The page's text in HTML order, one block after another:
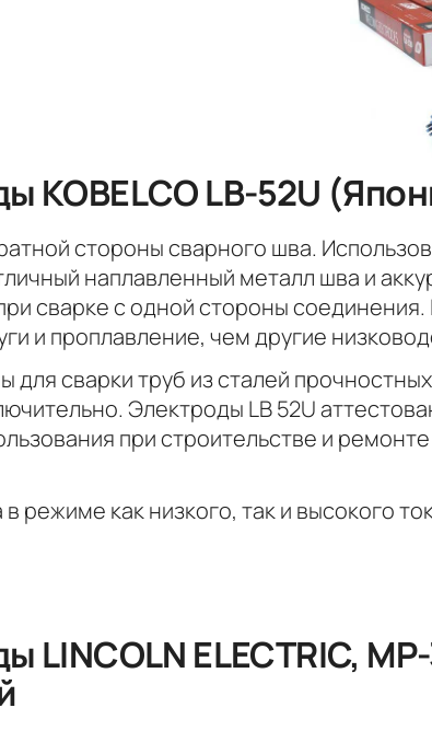
KOBELCO LB-52U
стороны сварного шва.
наплавленный металл шва и
сварке с одной стороны
и проплавление, чем другие
сварки труб из сталей
Электроды LB 52U
при строительстве и
режиме как низкого, так и высокого
LINCOLN ELECTRIC,